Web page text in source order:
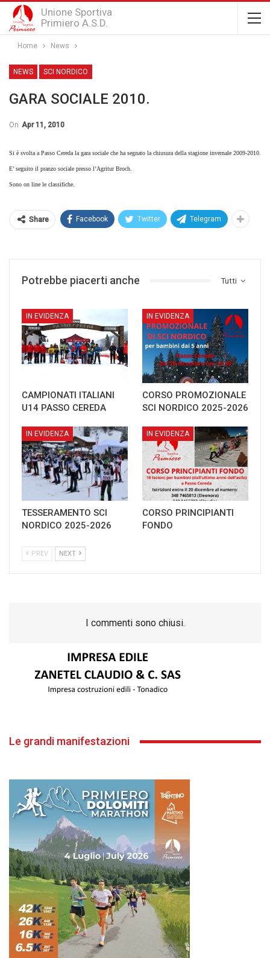
Unione Sportiva
Primiero A.S.D.
Home News
NEWS SCI NORDICO
GARA SOCIALE 2010.
On Apr 11, 2010
Si è svolta a Passo Cereda la gara sociale che ha segnato la chiusura della stagione invernale 2009-2010.
E’ seguito il pranzo sociale presso l’Agritur Broch.
Sono on line le classifiche.
Share Facebook Twitter Telegram
Tutti
Potrebbe piacerti anche
IN EVIDENZA
CAMPIONATI ITALIANI
U14 PASSO CEREDA
IN EVIDENZA
CORSO PROMOZIONALE
SCI NORDICO 2025-2026
IN EVIDENZA
TESSERAMENTO SCI
NORDICO 2025-2026
IN EVIDENZA
CORSO PRINCIPIANTI
FONDO
PREV NEXT
I commenti sono chiusi.
Le grandi manifestazioni